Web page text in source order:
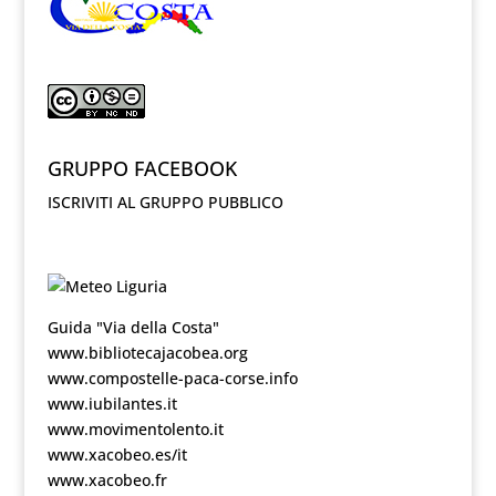
GRUPPO FACEBOOK
ISCRIVITI AL GRUPPO PUBBLICO
Guida "Via della Costa"
www.bibliotecajacobea.org
www.compostelle-paca-corse.info
www.iubilantes.it
www.movimentolento.it
www.xacobeo.es/it
www.xacobeo.fr